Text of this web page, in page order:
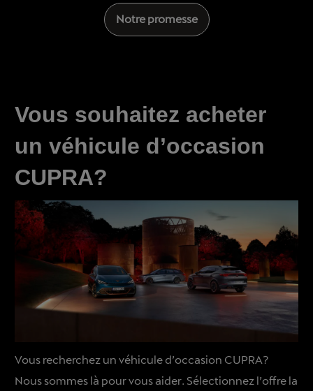
Notre promesse
Vous souhaitez acheter
un véhicule d’occasion
CUPRA?
Vous recherchez un véhicule d’occasion CUPRA?
Nous sommes là pour vous aider. Sélectionnez l’offre la